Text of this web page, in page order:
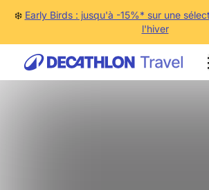
❄️ Early Birds : jusqu'à -15%* sur une
l'hiver